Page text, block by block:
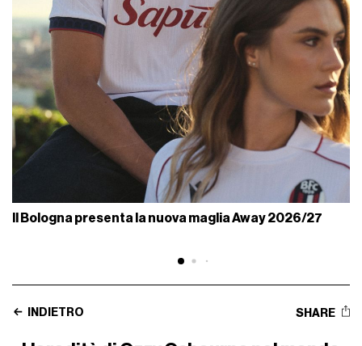
Il Bologna presenta la nuova maglia Away 2026/27
INDIETRO SHARE